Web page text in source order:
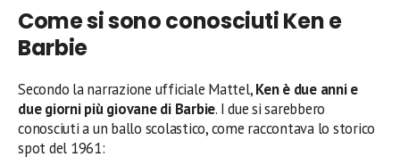
Come si sono conosciuti Ken e
Barbie
Secondo la narrazione ufficiale Mattel,Ken è due anni e
due giorni più giovane di Barbie. I due si sarebbero
conosciuti a un ballo scolastico, come raccontava lo storico
spot del 1961: